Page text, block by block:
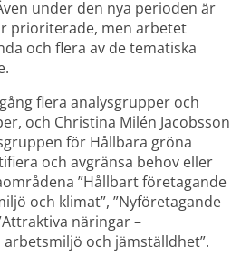
under den nya perioden är
prioriterade, men arbetet
och flera av de tematiska
flera analysgrupper och
och Christina Milén Jacobsson
för Hållbara gröna
och avgränsa behov eller
”Hållbart företagande
och klimat”, ”Nyföretagande
näringar –
och jämställdhet”.